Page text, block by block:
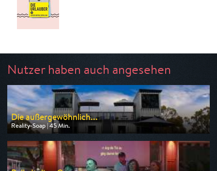
Nutzer haben auch angesehen
Die außergewöhnlich...
Reality-Soap | 45 Min.
Ausgestrahlt von ZDF
am 09.08.2026, 17:15